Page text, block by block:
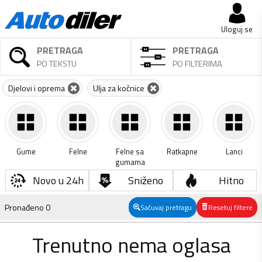
Uloguj se
PRETRAGA
PO TEKSTU
PRETRAGA
PO FILTERIMA
Djelovi i oprema Ulja za kočnice
Gume Felne
Felne sa
gumama
Ratkapne Lanci
Novo u 24h Sniženo Hitno
Pronađeno0 Sačuvaj pretragu Resetuj filtere
Trenutno nema oglasa